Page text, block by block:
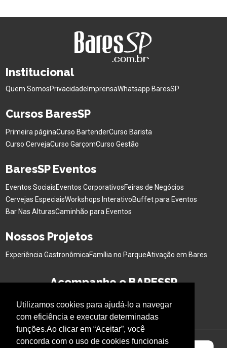
Utilizamos cookies para ajudá-lo a navegar
com eficiência e executar determinadas
funções.Ao clicar em “Aceitar”, você
concorda com o uso de cookies funcionais
Institucional
Quem SomosPrivacidade ImprensaWhatsapp BaresSP
Cursos BaresSP
Primeira páginaCurso BartenderCurso Barista
Curso CervejaCurso GarçomCurso Gestão
BaresSP Eventos
Eventos SociaisEventos CorporativosFeiras de Negócios
Cervejas EspeciaisWorkshops InterativoBuffet para Eventos
Bar Nas AlturasCaminhão para Eventos
Nossos Projetos
Experiência GastronômicaFamília no ParqueAtivação em Bares
Acompanhe o BARESSP